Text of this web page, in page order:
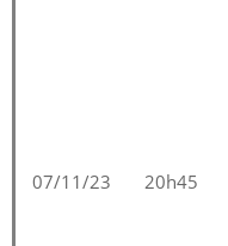
07/11/23 20h45